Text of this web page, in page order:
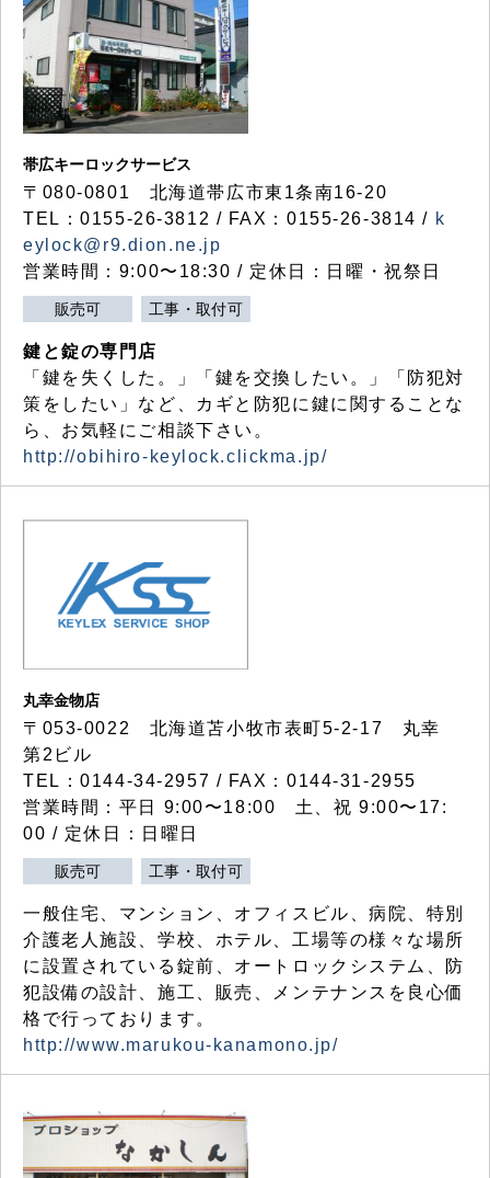
帯広キーロックサービス
〒080-0801 北海道帯広市東1条南16-20
TEL：0155-26-3812 / FAX：0155-26-3814 / k
eylock@r9.dion.ne.jp
営業時間：9:00〜18:30 / 定休日：日曜・祝祭日
販売可 工事・取付可
鍵と錠の専門店
「鍵を失くした。」「鍵を交換したい。」「防犯対
策をしたい」など、カギと防犯に鍵に関することな
ら、お気軽にご相談下さい。
http://obihiro-keylock.clickma.jp/
丸幸金物店
〒053-0022 北海道苫小牧市表町5-2-17 丸幸
第2ビル
TEL：0144-34-2957 / FAX：0144-31-2955
営業時間：平日 9:00〜18:00 土、祝 9:00〜17:
00 / 定休日：日曜日
販売可 工事・取付可
一般住宅、マンション、オフィスビル、病院、特別
介護老人施設、学校、ホテル、工場等の様々な場所
に設置されている錠前、オートロックシステム、防
犯設備の設計、施工、販売、メンテナンスを良心価
格で行っております。
http://www.marukou-kanamono.jp/